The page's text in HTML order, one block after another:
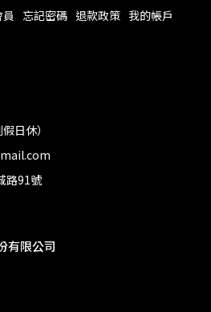
忘記密碼 退款政策 我的帳戶
日休）
路91號
有限公司